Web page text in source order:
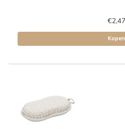
€2,47
Kopen